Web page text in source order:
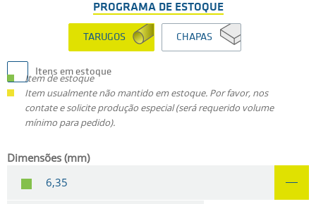
PROGRAMA DE ESTOQUE
TARUGOS CHAPAS
Itens em estoque
Item de estoque
Item usualmente não mantido em estoque. Por favor, nos
contate e solicite produção especial (será requerido volume
mínimo para pedido).
Dimensões (mm)
6,35